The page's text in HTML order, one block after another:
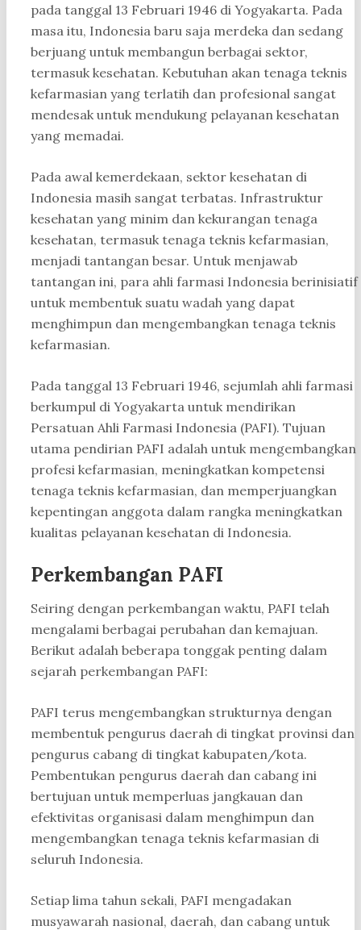
pada tanggal 13 Februari 1946 di Yogyakarta. Pada
masa itu, Indonesia baru saja merdeka dan sedang
berjuang untuk membangun berbagai sektor,
termasuk kesehatan. Kebutuhan akan tenaga teknis
kefarmasian yang terlatih dan profesional sangat
mendesak untuk mendukung pelayanan kesehatan
yang memadai.
Pada awal kemerdekaan, sektor kesehatan di
Indonesia masih sangat terbatas. Infrastruktur
kesehatan yang minim dan kekurangan tenaga
kesehatan, termasuk tenaga teknis kefarmasian,
menjadi tantangan besar. Untuk menjawab
tantangan ini, para ahli farmasi Indonesia berinisiatif
untuk membentuk suatu wadah yang dapat
menghimpun dan mengembangkan tenaga teknis
kefarmasian.
Pada tanggal 13 Februari 1946, sejumlah ahli farmasi
berkumpul di Yogyakarta untuk mendirikan
Persatuan Ahli Farmasi Indonesia (PAFI). Tujuan
utama pendirian PAFI adalah untuk mengembangkan
profesi kefarmasian, meningkatkan kompetensi
tenaga teknis kefarmasian, dan memperjuangkan
kepentingan anggota dalam rangka meningkatkan
kualitas pelayanan kesehatan di Indonesia.
Perkembangan PAFI
Seiring dengan perkembangan waktu, PAFI telah
mengalami berbagai perubahan dan kemajuan.
Berikut adalah beberapa tonggak penting dalam
sejarah perkembangan PAFI:
PAFI terus mengembangkan strukturnya dengan
membentuk pengurus daerah di tingkat provinsi dan
pengurus cabang di tingkat kabupaten/kota.
Pembentukan pengurus daerah dan cabang ini
bertujuan untuk memperluas jangkauan dan
efektivitas organisasi dalam menghimpun dan
mengembangkan tenaga teknis kefarmasian di
seluruh Indonesia.
Setiap lima tahun sekali, PAFI mengadakan
musyawarah nasional, daerah, dan cabang untuk